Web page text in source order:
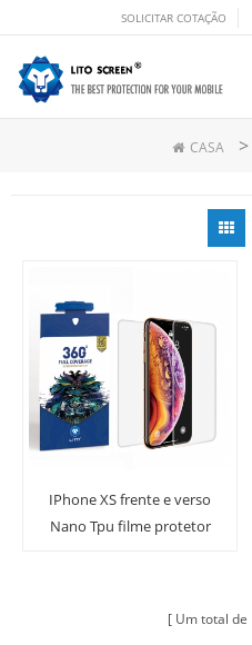
SOLICITAR COTAÇÃO
CASA >
IPhone XS frente e verso
Nano Tpu filme protetor
Um total de